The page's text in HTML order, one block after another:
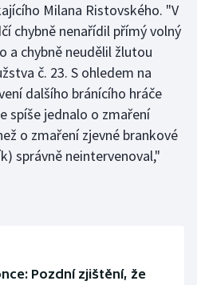
Milana Ristovského. "V
chybně nenařídil přímý volný
a chybně neudělil žlutou
č. 23. S ohledem na
dalšího bránícího hráče
spíše jednalo o zmaření
o zmaření zjevné brankové
správně neintervenoval,"
Pozdní zjištění, že